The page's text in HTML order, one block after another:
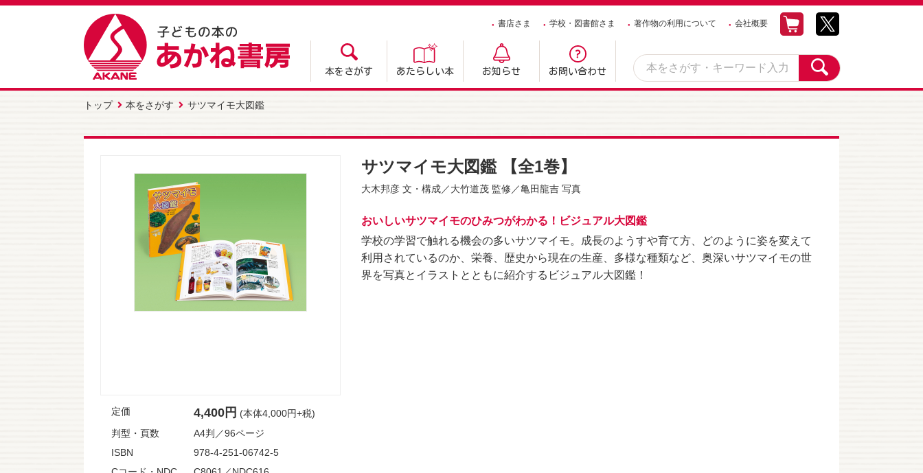
書店さま 学校・図書館さま 著作物の利用について 会社概要
本をさがす あたらしい本 お知らせ お問い合わせ
トップ 本をさがす サツマイモ大図鑑
サツマイモ大図鑑 【全1巻】
大木邦彦 文・構成／大竹道茂 監修／亀田龍吉 写真
おいしいサツマイモのひみつがわかる！ビジュアル大図鑑
学校の学習で触れる機会の多いサツマイモ。成長のようすや育て方、どのように姿を変えて
利用されているのか、栄養、歴史から現在の生産、多様な種類など、奥深いサツマイモの世
界を写真とイラストとともに紹介するビジュアル大図鑑！
定価 4,400円 (本体4,000円+税)
判型・頁数
A4判／96ページ
ISBN
978-4-251-06742-5